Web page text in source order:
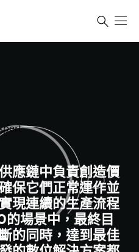
應鏈中負責創造價
保它們正常運作並
現連續的生產流程
的場景中，最終目
的同時，達到最佳